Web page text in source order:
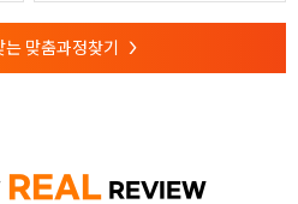
는 맞춤과정찾기 >
REAL REVIEW